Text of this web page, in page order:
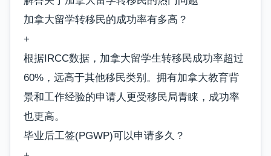
加拿大留学转移民的成功率有多高？
+
根据IRCC数据，加拿大留学生转移民成功率超过
60%，远高于其他移民类别。拥有加拿大教育背
景和工作经验的申请人更受移民局青睐，成功率
也更高。
毕业后工签(PGWP)可以申请多久？